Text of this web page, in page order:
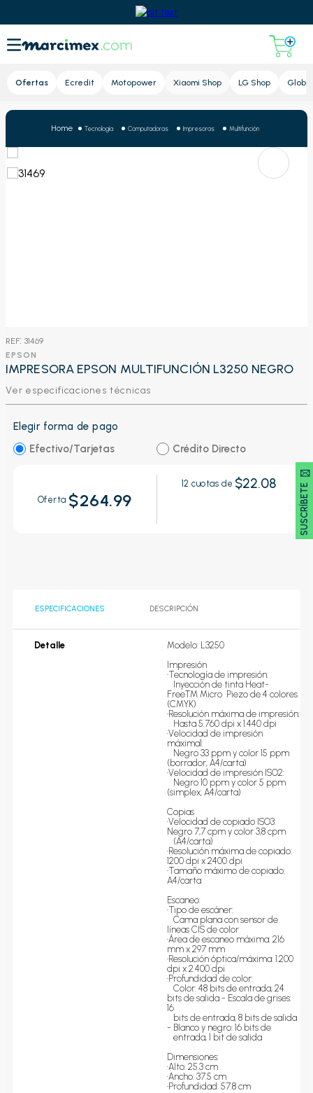
Ofertas Ecredit Motopower Xiaomi Shop LG Shop Global
SUSCRÍBETE 🖂
Tecnología Computadoras Impresoras Multifunción
: 31469
EPSON
IMPRESORA EPSON MULTIFUNCIÓN L3250 NEGRO
Ver especificaciones técnicas
Elegir forma de pago
Efectivo/Tarjetas
Crédito Directo
Oferta $264.99
12 cuotas de $22.08
ESPECIFICACIONES DESCRIPCIÓN
Detalle
Modelo: L3250
Impresión
•Tecnología de impresión:
FreeTM Micro  Piezo de 4 colores
(CMYK)
•Resolución máxima de impresión:
•Velocidad de impresión
máxima1:
(borrador, A4/carta)
•Velocidad de impresión ISO2:
(simplex, A4/carta)
Copias
•Velocidad de copiado ISO3:
Negro 7,7 cpm y color 3,8 cpm
•Resolución máxima de copiado:
1200 dpi x 2400 dpi
•Tamaño máximo de copiado:
A4/carta
Escaneo:
•Tipo de escáner:
líneas CIS de color
•Área de escaneo máxima: 216
mm x 297 mm
•Resolución óptica/máxima: 1.200
dpi x 2.400 dpi
•Profundidad de color:
bits de salida - Escala de grises:
16
- Blanco y negro: 16 bits de
Dimensiones:
•Alto: 25.3 cm
•Ancho: 37.5 cm
•Profundidad: 57.8 cm